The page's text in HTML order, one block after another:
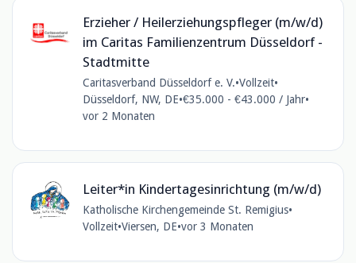
Erzieher / Heilerziehungspfleger (m/w/d)
im Caritas Familienzentrum Düsseldorf -
Stadtmitte
Caritasverband Düsseldorf e. V.•Vollzeit•
Düsseldorf, NW, DE•€35.000 - €43.000 / Jahr•
vor 2 Monaten
Leiter*in Kindertagesinrichtung (m/w/d)
Katholische Kirchengemeinde St. Remigius•
Vollzeit•Viersen, DE•vor 3 Monaten